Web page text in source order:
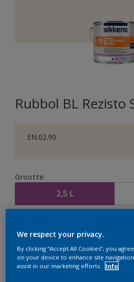
Rubbol BL Rezisto
EN.02.90
Grootte
2,5 L
We respect your privacy.
By clicking “Accept All Cookies”, you
on your device to enhance site
assist in our marketing efforts.
Info